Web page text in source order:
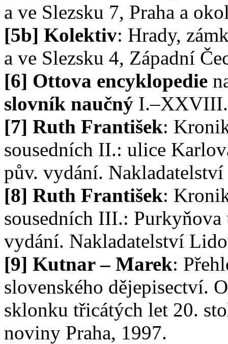
a ve Slezsku 7, Praha a
[5b] Kolektiv: Hrady,
a ve Slezsku 4, Západní
[6] Ottova encyklopedie
slovník naučný I.–XXVIII.
[7] Ruth František:
sousedních II.: ulice
pův. vydání.
[8] Ruth František:
sousedních III.:
vydání. Nakladatelství
[9] Kutnar – Marek:
slovenského dějepisectví.
sklonku třicátých let 20.
noviny Praha, 1997.